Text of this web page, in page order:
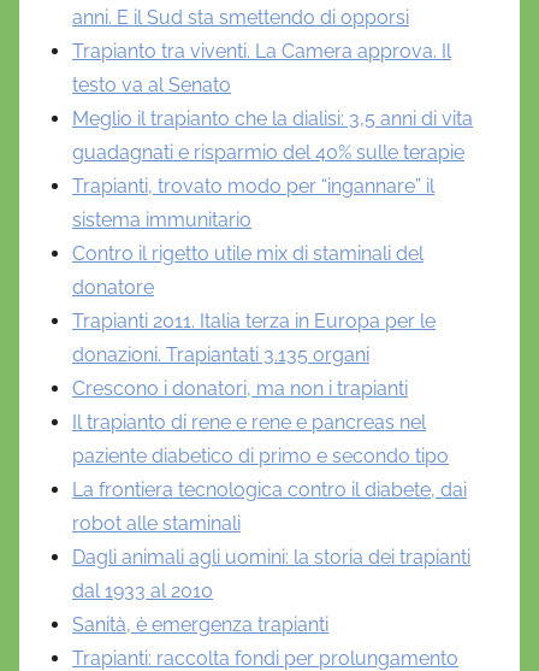
anni. E il Sud sta smettendo di opporsi
Trapianto tra viventi. La Camera approva. Il
testo va al Senato
Meglio il trapianto che la dialisi: 3,5 anni di vita
guadagnati e risparmio del 40% sulle terapie
Trapianti, trovato modo per “ingannare” il
sistema immunitario
Contro il rigetto utile mix di staminali del
donatore
Trapianti 2011. Italia terza in Europa per le
donazioni. Trapiantati 3.135 organi
Crescono i donatori, ma non i trapianti
Il trapianto di rene e rene e pancreas nel
paziente diabetico di primo e secondo tipo
La frontiera tecnologica contro il diabete, dai
robot alle staminali
Dagli animali agli uomini: la storia dei trapianti
dal 1933 al 2010
Sanità, è emergenza trapianti
Trapianti: raccolta fondi per prolungamento